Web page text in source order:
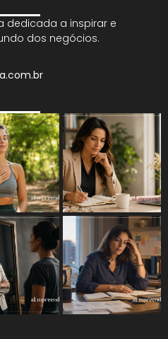
dedicada a inspirar e
dos negócios.